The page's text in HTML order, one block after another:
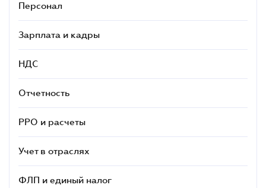
Персонал
Зарплата и кадры
НДС
Отчетность
РРО и расчеты
Учет в отраслях
ФЛП и единый налог